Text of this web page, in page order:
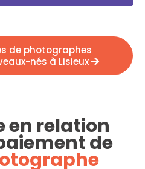
de photographes
nés à Lisieux
en relation
de